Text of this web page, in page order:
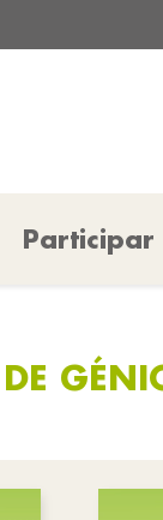
Participar